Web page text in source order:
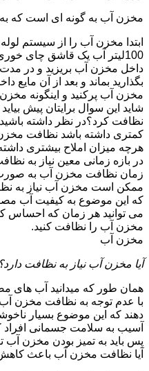
مخزن آب به گونه ای است که
ابتدا مخزن آب را از سیستم
بگذارید بماند و بعد از آن مایع
مخزن آب پرکنید و اینگونه
شاید این سوال برایتان پیش
نظافت کرد؟در نظر داشته
کمتری داشته باشد نظافت
هرچه میزان املاح بیشتری
در بازه زمانی معین نیاز به
زمان نظافت مخزن آب به
ممکن است مخزن آب نیاز به
که این موضوع به کیفیت آب
می توانید هر زمان که احساس
مخزن آب را نظافت کنید.
مخزن آب
آیا مخزن آب نیاز به نظافت دارد؟
همان طور که میدانید آب های
با عدم توجه به نظافت مخزن آب
دهند که این موضوع بسیار
آسیب به سلامت جسمانی
پس باید به تمیز بودن مخزن آب
آیا نظافت مخزن آب باعث